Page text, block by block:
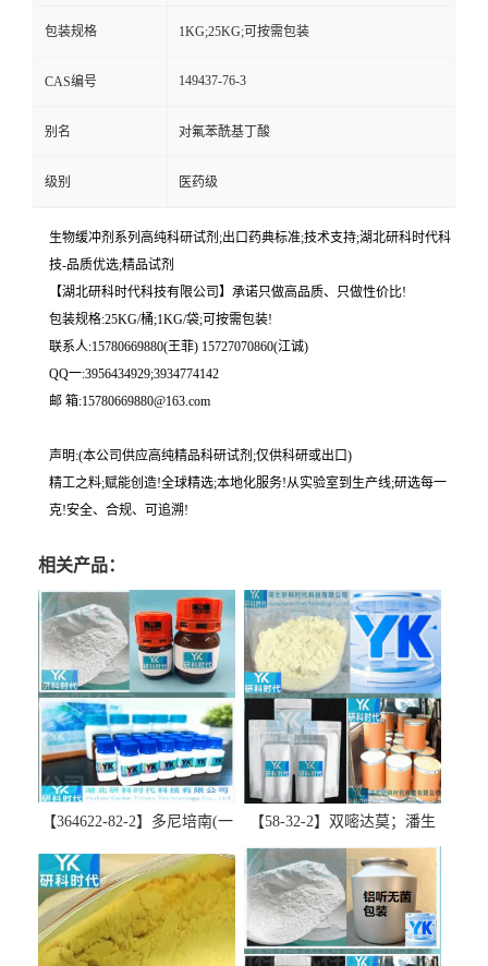
包装规格 1KG;25KG;可按需包装
CAS编号 149437-76-3
别名 对氟苯酰基丁酸
级别 医药级
生物缓冲剂系列高纯科研试剂;出口药典标准;技术支持;湖北研科时代科
技-品质优选;精品试剂
【湖北研科时代科技有限公司】承诺只做高品质、只做性价比!
包装规格:25KG/桶;1KG/袋;可按需包装!
联系人:15780669880(王菲) 15727070860(江诚)
QQ一:3956434929;3934774142
邮 箱:15780669880@163.com
声明:(本公司供应高纯精品科研试剂;仅供科研或出口)
精工之料;赋能创造!全球精选;本地化服务!从实验室到生产线;研选每一
克!安全、合规、可追溯!
相关产品：
【364622-82-2】多尼培南(一
精品科研试剂-湖北研科时代
科技-“研”无止境;“科”学创
新！支持三方验证；支持定
制；检测图谱；MSDS等技术
【58-32-2】双嘧达莫；潘生
丁-精品科研试剂-湖北研科时
代科技-“研”无止境;“科”学创
新！支持三方验证；支持定
制；检测图谱；MSDS等技术
支持！